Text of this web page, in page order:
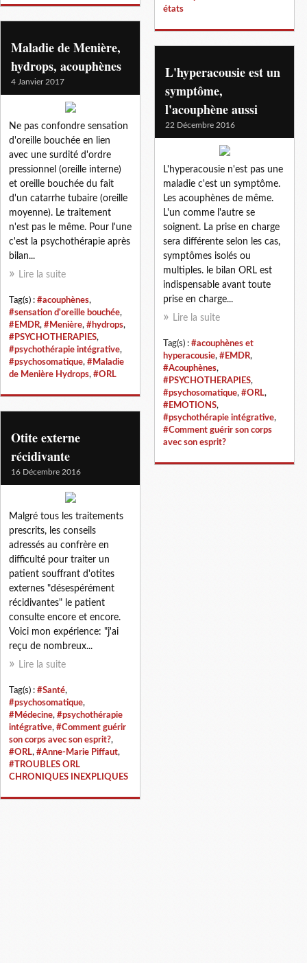
états
Maladie de Menière,
hydrops, acouphènes
4 Janvier 2017
Ne pas confondre sensation
d'oreille bouchée en lien
avec une surdité d'ordre
pressionnel (oreille interne)
et oreille bouchée du fait
d'un catarrhe tubaire (oreille
moyenne). Le traitement
n'est pas le même. Pour l'une
c'est la psychothérapie après
bilan...
Lire la suite
Tag(s) : #acouphènes,
#sensation d'oreille bouchée,
#EMDR, #Menière, #hydrops,
#PSYCHOTHERAPIES,
#psychothérapie intégrative,
#psychosomatique, #Maladie
de Menière Hydrops, #ORL
L'hyperacousie est un
symptôme,
l'acouphène aussi
22 Décembre 2016
L'hyperacousie n'est pas une
maladie c'est un symptôme.
Les acouphènes de même.
L'un comme l'autre se
soignent. La prise en charge
sera différente selon les cas,
symptômes isolés ou
multiples. le bilan ORL est
indispensable avant toute
prise en charge...
Lire la suite
Tag(s) : #acouphènes et
hyperacousie, #EMDR,
#Acouphènes,
#PSYCHOTHERAPIES,
#psychosomatique, #ORL,
#EMOTIONS,
#psychothérapie intégrative,
#Comment guérir son corps
avec son esprit?
Otite externe
récidivante
16 Décembre 2016
Malgré tous les traitements
prescrits, les conseils
adressés au confrère en
difficulté pour traiter un
patient souffrant d'otites
externes "désespérément
récidivantes" le patient
consulte encore et encore.
Voici mon expérience: "j'ai
reçu de nombreux...
Lire la suite
Tag(s) : #Santé,
#psychosomatique,
#Médecine, #psychothérapie
intégrative, #Comment guérir
son corps avec son esprit?,
#ORL, #Anne-Marie Piffaut,
#TROUBLES ORL
CHRONIQUES INEXPLIQUES